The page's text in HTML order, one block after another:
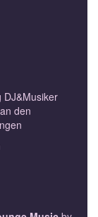
DJ&Musiker
den